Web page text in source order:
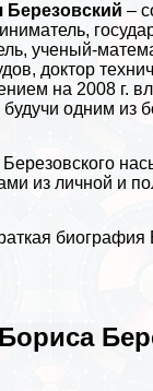
–
ученый-
доктор
на 2008 г.
одним из
Березовского
из личной и
биография